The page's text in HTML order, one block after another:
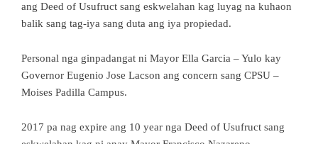
ang Deed of Usufruct sang eskwelahan kag luyag na kuhaon
balik sang tag-iya sang duta ang iya propiedad.
Personal nga ginpadangat ni Mayor Ella Garcia – Yulo kay
Governor Eugenio Jose Lacson ang concern sang CPSU –
Moises Padilla Campus.
2017 pa nag expire ang 10 year nga Deed of Usufruct sang